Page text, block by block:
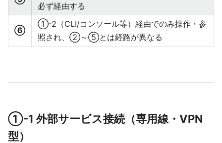
必ず経由する
⑥
①-2（CLI/コンソール等）経由でのみ操作・参
照され、②～⑤とは経路が異なる
①-1 外部サービス接続（専用線・VPN
型）